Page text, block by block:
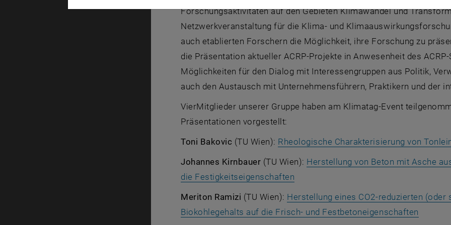
Forschungsaktivitäten auf den Gebieten Klimawandel und
Netzwerkveranstaltung für die Klima- und
auch etablierten Forschern die Möglichkeit, ihre Forschung zu
die Präsentation aktueller ACRP-Projekte in Anwesenheit des
Möglichkeiten für den Dialog mit Interessengruppen aus Politik,
auch den Austausch mit Unternehmensführern, Praktikern und der
VierMitglieder unserer Gruppe haben am Klimatag-Event
Präsentationen vorgestellt:
Toni Bakovic (TU Wien): Rheologische Charakterisierung von
Johannes Kirnbauer (TU Wien): Herstellung von Beton mit Asche
die Festigkeitseigenschaften
Meriton Ramizi (TU Wien): Herstellung eines CO2-reduzierten
Biokohlegehalts auf die Frisch- und Festbetoneigenschaften